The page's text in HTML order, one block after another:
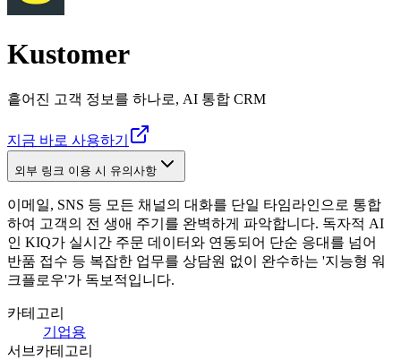
Kustomer
흩어진 고객 정보를 하나로, AI 통합 CRM
지금 바로 사용하기
외부 링크 이용 시 유의사항
이메일, SNS 등 모든 채널의 대화를 단일 타임라인으로 통합
하여 고객의 전 생애 주기를 완벽하게 파악합니다. 독자적 AI
인 KIQ가 실시간 주문 데이터와 연동되어 단순 응대를 넘어
반품 접수 등 복잡한 업무를 상담원 없이 완수하는 '지능형 워
크플로우'가 독보적입니다.
카테고리
기업용
서브카테고리